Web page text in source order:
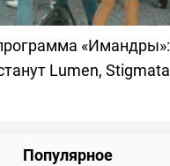
«Имандры»:
Lumen, Stigmata
Популярное